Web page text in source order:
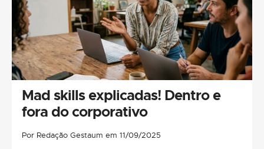
Mad skills explicadas! Dentro e
fora do corporativo
Por Redação Gestaum em 11/09/2025